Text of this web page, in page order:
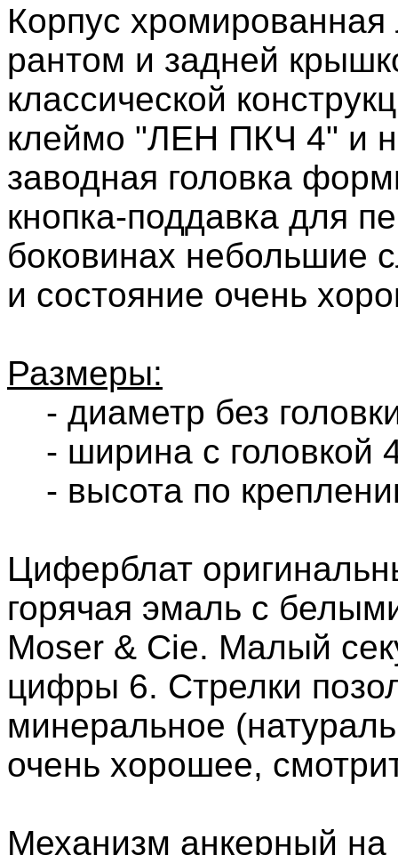
Корпус
рантом и задней
классической
клеймо "ЛЕН ПКЧ 4" и
заводная головка
кнопка-поддавка для
боковинах небольшие
и состояние очень
Размеры:
- диаметр без
- ширина с головкой
- высота по
Циферблат
горячая эмаль с
Moser & Cie. Малый
цифры 6. Стрелки
минеральное
очень хорошее,
Механизм анкерный на